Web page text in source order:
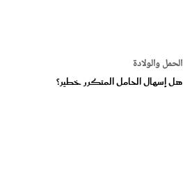
الحمل والولادة
هل إسهال الحامل المتكرر خطير؟